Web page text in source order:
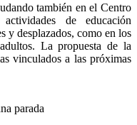
también en el Centro
de educación
y desplazados, como en los
La propuesta de la
vinculados a las próximas
parada